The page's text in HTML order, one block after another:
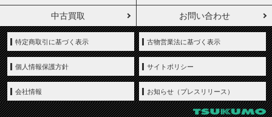
中古買取 お問い合わせ
特定商取引に基づく表示 古物営業法に基づく表示
個人情報保護方針 サイトポリシー
会社情報 お知らせ（プレスリリース）